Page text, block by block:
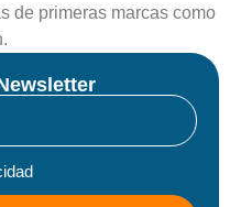
de primeras marcas como